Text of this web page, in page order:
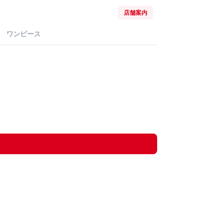
店舗案内
ワンピース